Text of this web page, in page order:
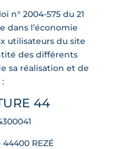
n° 2004-575 du 21
dans l’économie
utilisateurs du site
des différents
sa réalisation et de
:
44
REZÉ